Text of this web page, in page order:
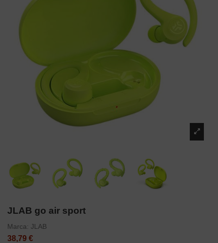
JLAB go air sport
Marca: JLAB
38,79 €